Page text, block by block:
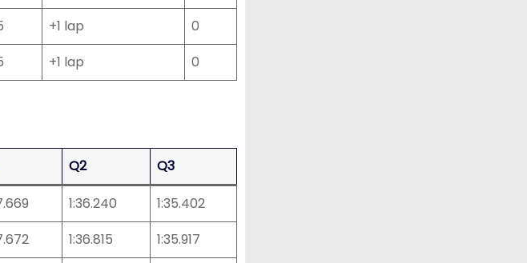
+1 lap
0
+1 lap 0
Q2 Q3
1:36.240
1:35.402
1:36.815
1:35.917